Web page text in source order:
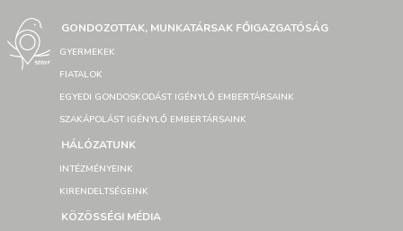
GONDOZOTTAK, MUNKATÁRSAK FŐIGAZGATÓSÁG
GYERMEKEK
FIATALOK
EGYEDI GONDOSKODÁST IGÉNYLŐ EMBERTÁRSAINK
SZAKÁPOLÁST IGÉNYLŐ EMBERTÁRSAINK
HÁLÓZATUNK
INTÉZMÉNYEINK
KIRENDELTSÉGEINK
KÖZÖSSÉGI MÉDIA